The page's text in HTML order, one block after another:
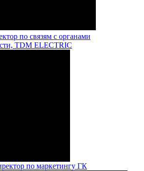
по связям с органами
TDM ELECTRIC
по маркетингу ГК